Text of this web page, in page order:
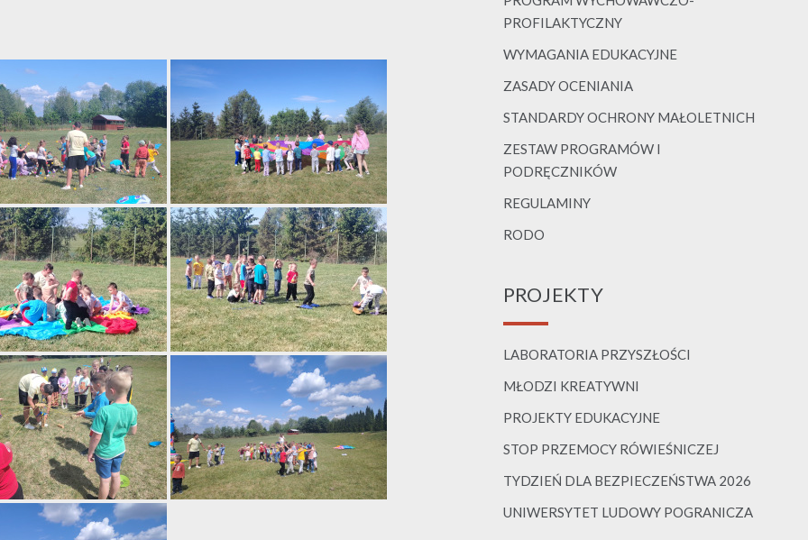
PROFILAKTYCZNY
WYMAGANIA EDUKACYJNE
ZASADY OCENIANIA
STANDARDY OCHRONY MAŁOLETNICH
ZESTAW PROGRAMÓW I
PODRĘCZNIKÓW
REGULAMINY
RODO
PROJEKTY
LABORATORIA PRZYSZŁOŚCI
MŁODZI KREATYWNI
PROJEKTY EDUKACYJNE
STOP PRZEMOCY RÓWIEŚNICZEJ
TYDZIEŃ DLA BEZPIECZEŃSTWA 2026
UNIWERSYTET LUDOWY POGRANICZA